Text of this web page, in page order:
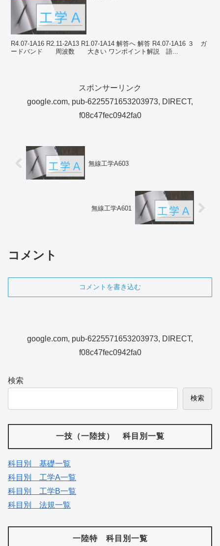
R4.07-1A16 R2.11-2A13 R1.07-1A14 解答へ 解答 R4.07-1A16 ３ ガ
ードバンド 周波数 大きい ワンポイント解説 語...
スポンサーリンク
google.com, pub-6225571653203973, DIRECT,
f08c47fec0942fa0
無線工学A603
無線工学A601
コメント
コメントを書き込む
google.com, pub-6225571653203973, DIRECT,
f08c47fec0942fa0
検索
検索
一技（一陸技） 科目別一覧
科目別 基礎一覧
科目別 工学A一覧
科目別 工学B一覧
科目別 法規一覧
一陸特 科目別一覧